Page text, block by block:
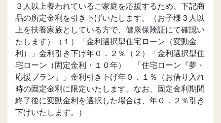
３人以上養われているご家庭を応援するため、下記商
品の所定金利を引き下げいたします。（お子様３人以
上を扶養家族としている方で、健康保険証にて確認い
たします）（１）「金利選択型住宅ローン（変動金
利）」金利引き下げ年０．２％（２）「金利選択型住
宅ローン（固定金利・１０年） 「住宅ローン『夢・
応援プラン』」金利引き下げ年０．１％（お借り入れ
時の固定金利に限定いたします。なお、固定金利期間
終了後に変動金利を選択した場合は、年０．２％引き
下げいたします。）